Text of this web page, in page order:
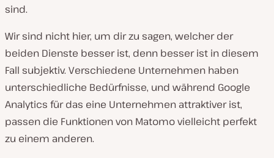
sind.
Wir sind nicht hier, um dir zu sagen, welcher der
beiden Dienste besser ist, denn besser ist in diesem
Fall subjektiv. Verschiedene Unternehmen haben
unterschiedliche Bedürfnisse, und während Google
Analytics für das eine Unternehmen attraktiver ist,
passen die Funktionen von Matomo vielleicht perfekt
zu einem anderen.